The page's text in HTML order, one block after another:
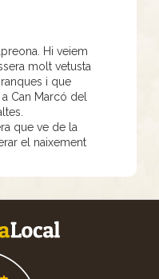
Hi veiem
molt vetusta
i que
Can Marcó del
que ve de la
el naixement